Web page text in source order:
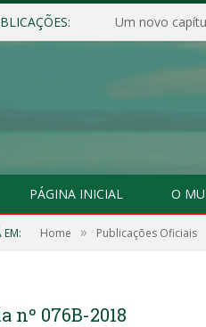
Um novo
PÁGINA INICIAL O
EM: Home » Publicações Oficiais
nº 076B-2018